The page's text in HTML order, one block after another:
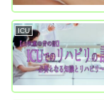
ICU